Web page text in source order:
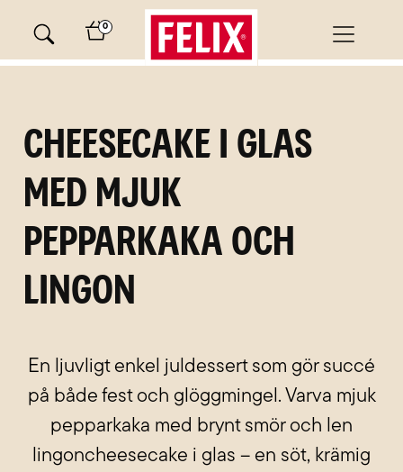
content
0
Cheesecake i glas
med mjuk
pepparkaka och
lingon
En ljuvligt enkel juldessert som gör succé
på både fest och glöggmingel. Varva mjuk
pepparkaka med brynt smör och len
lingoncheesecake i glas – en söt, krämig